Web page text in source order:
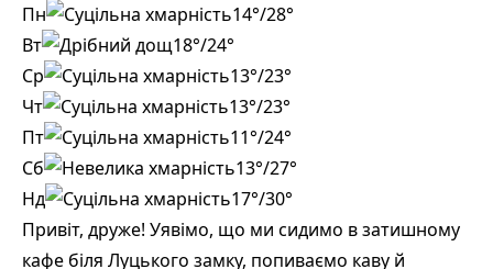
Пн
14°/28°
Вт
18°/24°
Ср
13°/23°
Чт
13°/23°
Пт
11°/24°
Сб
13°/27°
Нд
17°/30°
Привіт, друже! Уявімо, що ми сидимо в затишному
кафе біля Луцького замку, попиваємо каву й